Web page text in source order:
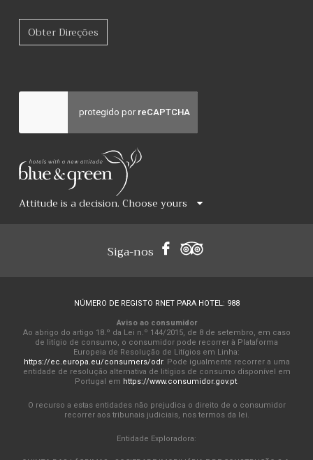
Obter Direções
Attitude is a decision. Choose yours
Siga-nos
NÚMERO DE REGISTO RNET PARA HOTEL: 988
Aviso ao consumidor
Ao abrigo do artigo 18.º da Lei n.º 144/2015, de 8 de setembro, em caso
de litígio de consumo, o consumidor pode recorrer à Plataforma
Europeia de Resolução de Litígios em Linha:
https://ec.europa.eu/consumers/odr. Pode igualmente recorrer a uma
entidade de resolução alternativa de litígios de consumo disponível em
Portugal em https://www.consumidor.gov.pt.
O recurso a estas entidades não prejudica o direito de o consumidor
recorrer aos tribunais judiciais, nos termos da lei.
Entidade Exploradora: